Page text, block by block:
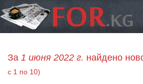
За 1 июня 2022 г. найдено
с 1 по 10)